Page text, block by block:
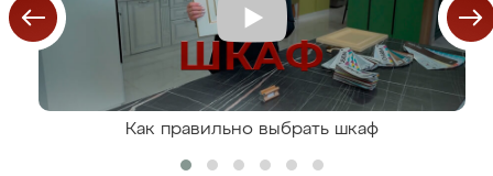
Как правильно выбрать шкаф